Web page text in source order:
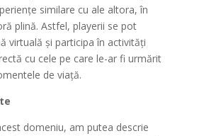
similare cu ale altora, în
plină. Astfel, playerii se pot
virtuală și participa în activități
cu cele pe care le-ar fi urmărit
de viață.
domeniu, am putea descrie